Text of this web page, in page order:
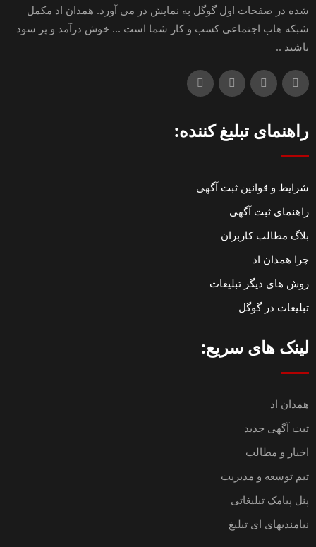
شده در صفحات اول گوگل به نمایش در می آورد. همدان اد مکمل
شبکه هاب اجتماعی کسب و کار شما است ... خوش درآمد و پر سود
باشید ..
راهنمای تبلیغ کننده:
شرایط و قوانین ثبت آگهی
راهنمای ثبت آگهی
بلاگ مطالب کاربران
چرا همدان اد
روش های دیگر تبلیغات
تبلیغات در گوگل
لینک های سریع:
همدان اد
ثبت آگهی جدید
اخبار و مطالب
تیم توسعه و مدیریت
پنل پیامک تبلیغاتی
نیامندیهای ای تبلیغ